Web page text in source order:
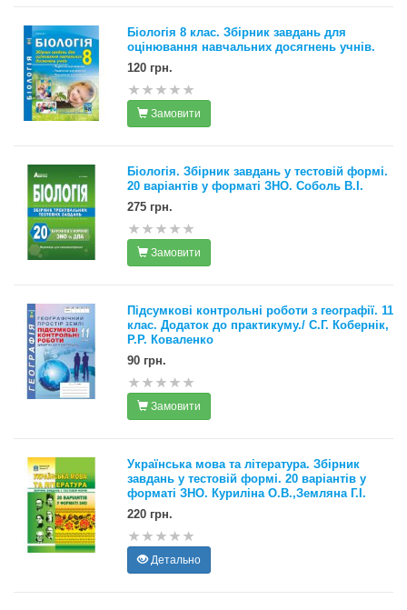
Біологія 8 клас. Збірник завдань для
оцінювання навчальних досягнень учнів.
120 грн.
Замовити
Біологія. Збірник завдань у тестовій формі.
20 варіантів у форматі ЗНО. Соболь В.І.
275 грн.
Замовити
Підсумкові контрольні роботи з географії. 11
клас. Додаток до практикуму./ С.Г. Кобернік,
Р.Р. Коваленко
90 грн.
Замовити
Українська мова та література. Збірник
завдань у тестовій формі. 20 варіантів у
форматі ЗНО. Куриліна О.В.,Земляна Г.І.
220 грн.
Детально